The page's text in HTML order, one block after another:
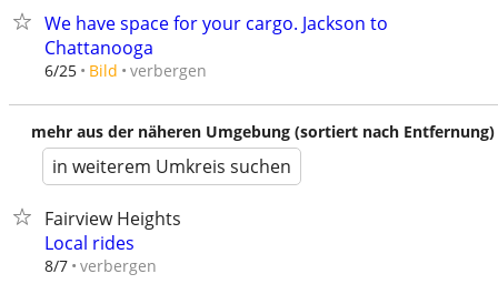
We have space for your cargo. Jackson to
Chattanooga
6/25 Bild verbergen
mehr aus der näheren Umgebung (sortiert nach Entfernung)
in weiterem Umkreis suchen
Fairview Heights
Local rides
8/7 verbergen